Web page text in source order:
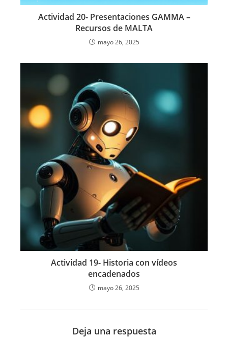
Actividad 20- Presentaciones GAMMA –
Recursos de MALTA
mayo 26, 2025
Actividad 19- Historia con vídeos
encadenados
mayo 26, 2025
Deja una respuesta